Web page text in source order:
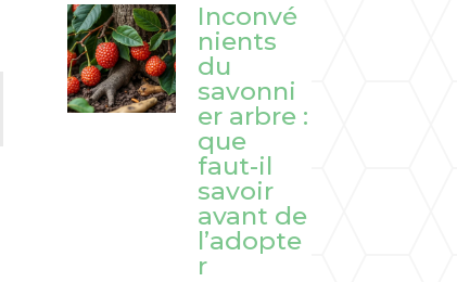
Inconvé
nients
du
savonni
er arbre :
que
faut-il
savoir
avant de
l’adopte
r